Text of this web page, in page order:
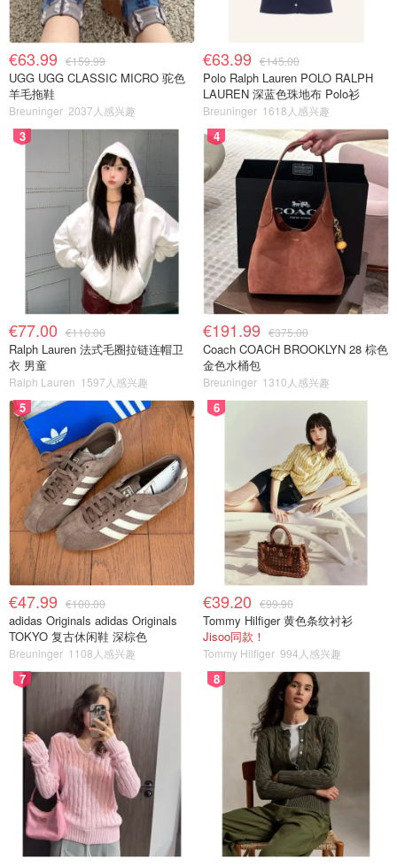
€63.99 €159.99
UGG UGG CLASSIC MICRO 驼色
羊毛拖鞋
Breuninger 2037人感兴趣
€63.99 €145.00
Polo Ralph Lauren POLO RALPH
LAUREN 深蓝色珠地布 Polo衫
Breuninger 1618人感兴趣
3
€77.00 €110.00
Ralph Lauren 法式毛圈拉链连帽卫
衣 男童
Ralph Lauren 1597人感兴趣
4
€191.99 €375.00
Coach COACH BROOKLYN 28 棕色
金色水桶包
Breuninger 1310人感兴趣
5
€47.99 €100.00
adidas Originals adidas Originals
TOKYO 复古休闲鞋 深棕色
Breuninger 1108人感兴趣
6
€39.20 €99.90
Tommy Hilfiger 黄色条纹衬衫
Jisoo同款！
Tommy Hilfiger 994人感兴趣
7 8